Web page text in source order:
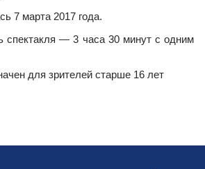
7 марта 2017 года.
спектакля — 3 часа 30 минут с одним
для зрителей старше 16 лет